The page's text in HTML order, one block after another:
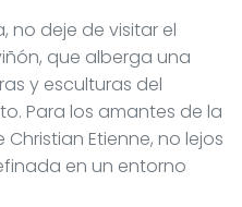
no deje de visitar el
que alberga una
y esculturas del
Para los amantes de la
Etienne, no lejos
en un entorno